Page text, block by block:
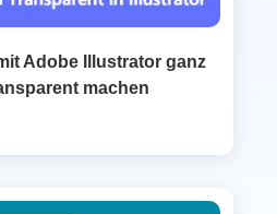
Adobe Illustrator ganz
machen